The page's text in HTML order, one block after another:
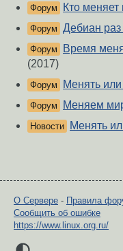
Форум Кто
Форум Дебиан
Форум
Время
(2017)
Форум Менять
Форум Меняем
Новости Менять
О Сервере - Правила
Сообщить об ошибке
https://www.linux.org.ru/